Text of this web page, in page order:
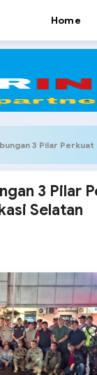
Home
Perkuat Sinergi
3 Pilar
Selatan